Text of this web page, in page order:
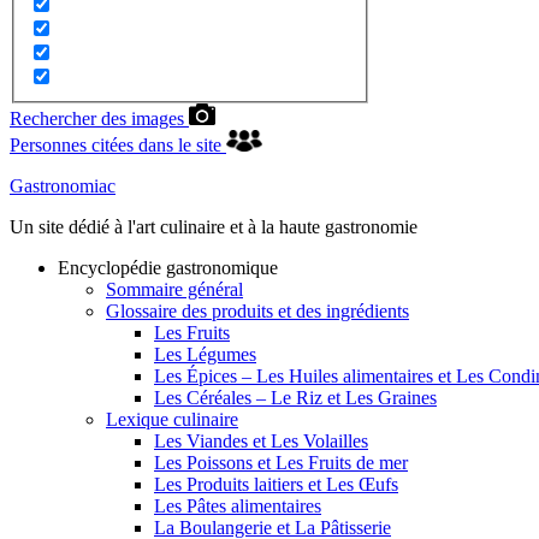
Rechercher des images
Personnes citées dans le site
Gastronomiac
Un site dédié à l'art culinaire et à la haute gastronomie
Encyclopédie gastronomique
Sommaire général
Glossaire des produits et des ingrédients
Les Fruits
Les Légumes
Les Épices – Les Huiles alimentaires et Les
Les Céréales – Le Riz et Les Graines
Lexique culinaire
Les Viandes et Les Volailles
Les Poissons et Les Fruits de mer
Les Produits laitiers et Les Œufs
Les Pâtes alimentaires
La Boulangerie et La Pâtisserie